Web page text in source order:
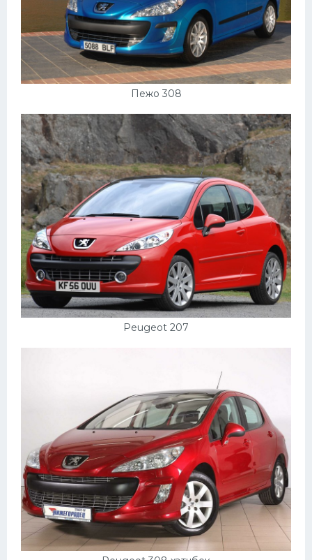
Пежо 308
Peugeot 207
Самолеты
Корабли
Комплектующие
Лодки
Шкода
Вертолеты
Мазда
Самокаты
Велосипеды
Рено
Прогулочные суда
Хендай
Лимузины
Грузовики
Шевроле
УАЗ
Кадиллак
Автокемпер